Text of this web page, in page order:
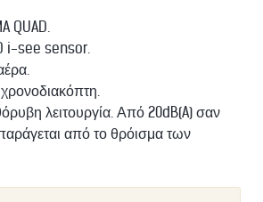
QUAD.
i-see sensor.
λειτουργία. Από 20dB(A) σαν
από το θρόισμα των